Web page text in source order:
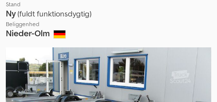
Stand
Ny(fuldt funktionsdygtig)
Beliggenhed
Nieder-Olm